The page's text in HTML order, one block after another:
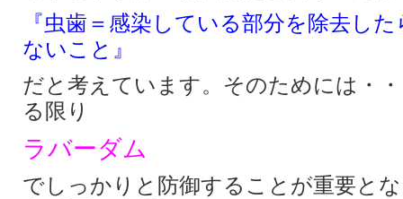
『虫歯＝感染している部分を除去し
ないこと』
だと考えています。そのためには・
る限り
ラバーダム
でしっかりと防御することが重要と